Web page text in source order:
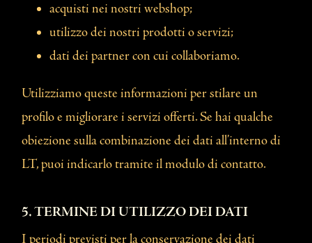
acquisti nei nostri webshop;
utilizzo dei nostri prodotti o servizi;
dati dei partner con cui collaboriamo.
Utilizziamo queste informazioni per stilare un
profilo e migliorare i servizi offerti. Se hai qualche
obiezione sulla combinazione dei dati all’interno di
LT, puoi indicarlo tramite il modulo di contatto.
5. TERMINE DI UTILIZZO DEI DATI